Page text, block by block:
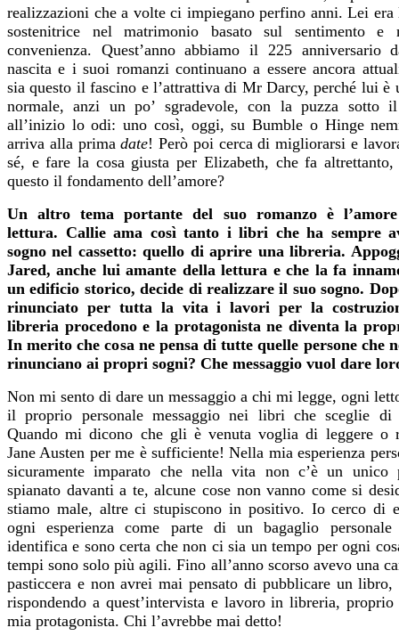
realizzazioni che a volte ci impiegano perfino anni. Lei era
sostenitrice nel matrimonio basato sul sentimento e
convenienza. Quest’anno abbiamo il 225 anniversario
nascita e i suoi romanzi continuano a essere ancora
sia questo il fascino e l’attrattiva di Mr Darcy, perché lui è
normale, anzi un po’ sgradevole, con la puzza sotto
all’inizio lo odi: uno così, oggi, su Bumble o Hinge
arriva alla primadate! Però poi cerca di migliorarsi e
sé, e fare la cosa giusta per Elizabeth, che fa
questo il fondamento dell’amore?
Un altro tema portante del suo romanzo è
lettura. Callie ama così tanto i libri che ha sempre
sogno nel cassetto: quello di aprire una libreria.
Jared, anche lui amante della lettura e che la fa
un edificio storico, decide di realizzare il suo sogno.
rinunciato per tutta la vita i lavori per la
libreria procedono e la protagonista ne diventa la
In merito che cosa ne pensa di tutte quelle persone che
rinunciano ai propri sogni? Che messaggio vuol dare
Non mi sento di dare un messaggio a chi mi legge, ogni
il proprio personale messaggio nei libri che sceglie di
Quando mi dicono che gli è venuta voglia di leggere o
Jane Austen per me è sufficiente! Nella mia esperienza
sicuramente imparato che nella vita non c’è un unico
spianato davanti a te, alcune cose non vanno come si
stiamo male, altre ci stupiscono in positivo. Io cerco di
ogni esperienza come parte di un bagaglio
identifica e sono certa che non ci sia un tempo per ogni
tempi sono solo più agili. Fino all’anno scorso avevo una
pasticcera e non avrei mai pensato di pubblicare un libro,
rispondendo a quest’intervista e lavoro in libreria, proprio
mia protagonista. Chi l’avrebbe mai detto!